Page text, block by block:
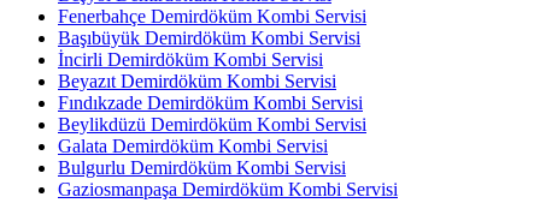
Fenerbahçe Demirdöküm Kombi Servisi
Başıbüyük Demirdöküm Kombi Servisi
İncirli Demirdöküm Kombi Servisi
Beyazıt Demirdöküm Kombi Servisi
Fındıkzade Demirdöküm Kombi Servisi
Beylikdüzü Demirdöküm Kombi Servisi
Galata Demirdöküm Kombi Servisi
Bulgurlu Demirdöküm Kombi Servisi
Gaziosmanpaşa Demirdöküm Kombi Servisi